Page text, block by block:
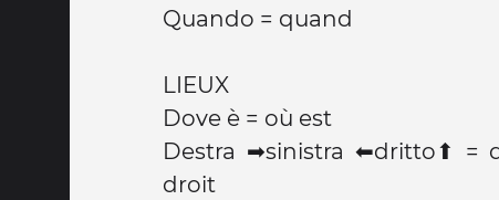
Quando = quand
LIEUX
Dove è = où est
Destra ➡sinistra ⬅dritto⬆ =
droit